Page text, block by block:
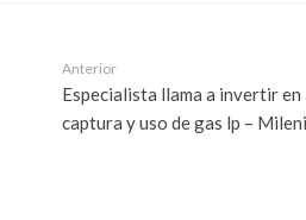
Anterior
Especialista llama a invertir en
captura y uso de gas lp –